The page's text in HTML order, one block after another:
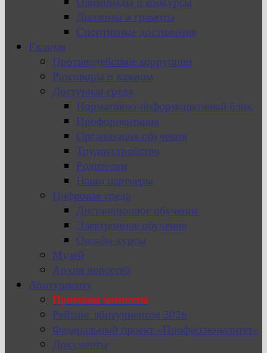
Дипломы и грамоты
Спортивные достижения
Главная
Противодействие коррупции
Разговоры о важном
Доступная среда
Нормативно-информационный блок
Профориентация
Организация обучения
Трудоустройство
Родителям
Наши партнеры
Цифровая среда
Дистанционное обучение
Электронное обучение
Онлайн-курсы
Музей
Архив новостей
Абитуриенту
Приемная комиссия
Рейтинг абитуриентов 2026
Федеральный проект «Профессионалитет»
Документы